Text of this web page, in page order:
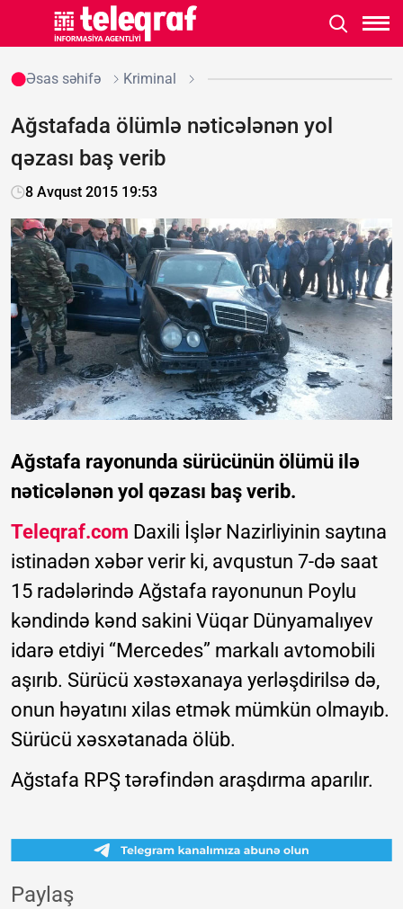
Əsas səhifə Kriminal
Ağstafada ölümlə nəticələnən yol
qəzası baş verib
8 Avqust 2015 19:53
Ağstafa rayonunda sürücünün ölümü ilə
nəticələnən yol qəzası baş verib.
Teleqraf.com Daxili İşlər Nazirliyinin saytına
istinadən xəbər verir ki, avqustun 7-də saat
15 radələrində Ağstafa rayonunun Poylu
kəndində kənd sakini Vüqar Dünyamalıyev
idarə etdiyi “Mercedes” markalı avtomobili
aşırıb. Sürücü xəstəxanaya yerləşdirilsə də,
onun həyatını xilas etmək mümkün olmayıb.
Sürücü xəsxətanada ölüb.
Ağstafa RPŞ tərəfindən araşdırma aparılır.
Paylaş